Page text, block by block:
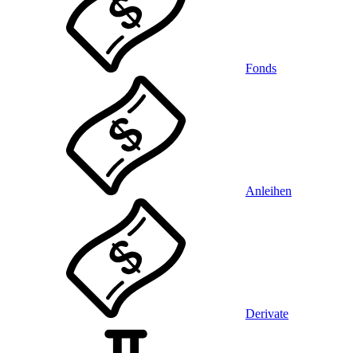
Fonds
Anleihen
Derivate